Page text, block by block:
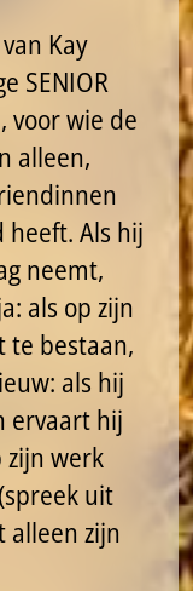
Kay
SENIOR
voor wie de
alleen,
Als hij
neemt,
als op zijn
bestaan,
als hij
ervaart hij
werk
uit
alleen zijn